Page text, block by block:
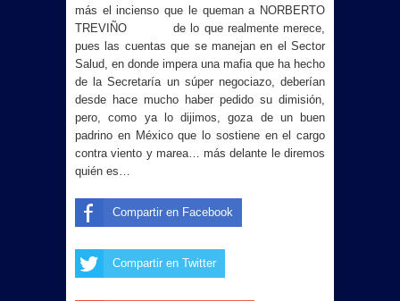
más el incienso que le queman a NORBERTO
TREVIÑO de lo que realmente merece,
pues las cuentas que se manejan en el Sector
Salud, en donde impera una mafia que ha hecho
de la Secretaría un súper negociazo, deberían
desde hace mucho haber pedido su dimisión,
pero, como ya lo dijimos, goza de un buen
padrino en México que lo sostiene en el cargo
contra viento y marea… más delante le diremos
quién es…
Compartir en Facebook
Compartir en Twitter